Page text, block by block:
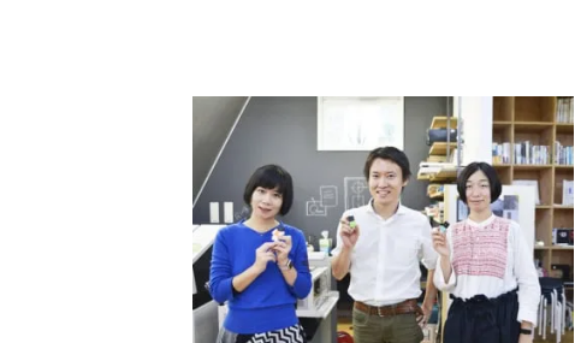
MESH IDEA AWARD ユーザーと生み出す未